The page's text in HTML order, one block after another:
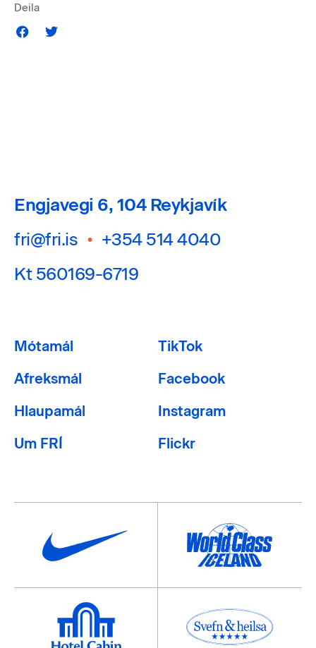
Deila
Engjavegi 6, 104 Reykjavík
fri@fri.is • +354 514 4040
Kt 560169-6719
Mótamál
Afreksmál
Hlaupamál
Um FRÍ
TikTok
Facebook
Instagram
Flickr